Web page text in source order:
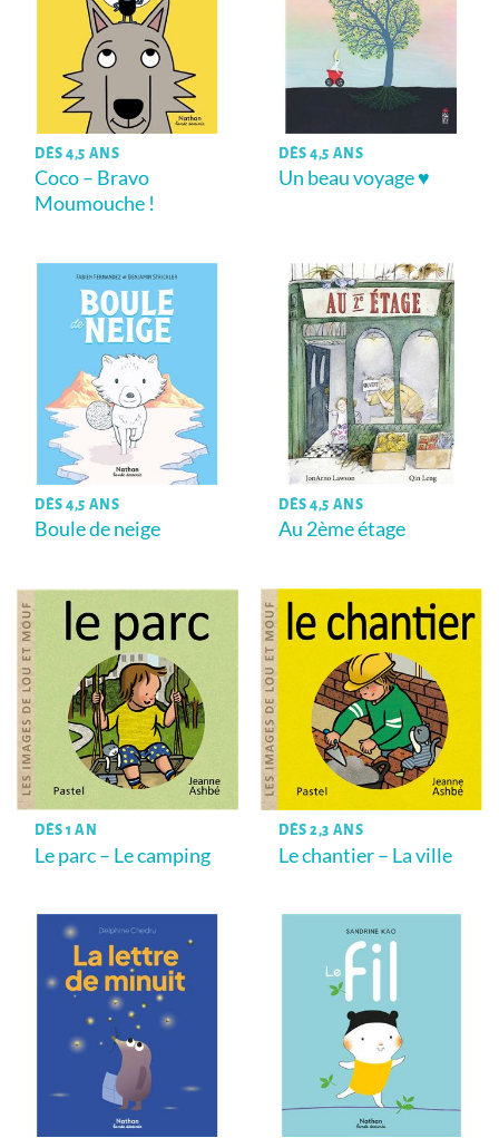
DÈS 4,5 ANS
Coco – Bravo
Moumouche !
DÈS 4,5 ANS
Un beau voyage ♥
DÈS 4,5 ANS
Boule de neige
DÈS 4,5 ANS
Au 2ème étage
DÈS 1 AN
Le parc – Le camping
DÈS 2,3 ANS
Le chantier – La ville